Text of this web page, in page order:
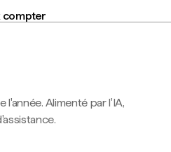
compter
Alimenté par l'IA,